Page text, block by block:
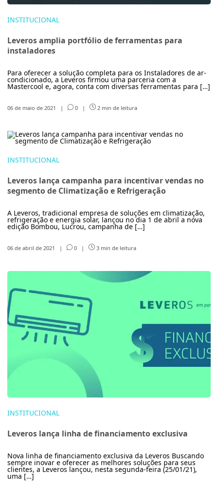
INSTITUCIONAL
Leveros amplia portfólio de ferramentas para
instaladores
Para oferecer a solução completa para os Instaladores de ar-
condicionado, a Leveros firmou uma parceria com a
Mastercool e, agora, conta com diversas ferramentas para […]
06 de maio de 2021 | 0 | 2 min de leitura
INSTITUCIONAL
Leveros lança campanha para incentivar vendas no
segmento de Climatização e Refrigeração
A Leveros, tradicional empresa de soluções em climatização,
refrigeração e energia solar, lançou no dia 1 de abril a nova
edição Bombou, Lucrou, campanha de […]
06 de abril de 2021 | 0 | 3 min de leitura
INSTITUCIONAL
Leveros lança linha de financiamento exclusiva
Nova linha de financiamento exclusiva da Leveros Buscando
sempre inovar e oferecer as melhores soluções para seus
clientes, a Leveros lançou, nesta segunda-feira (25/01/21),
uma […]